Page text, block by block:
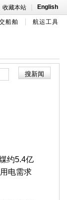
收藏本站 | English
船舶 航运工具
约5.4亿
电需求